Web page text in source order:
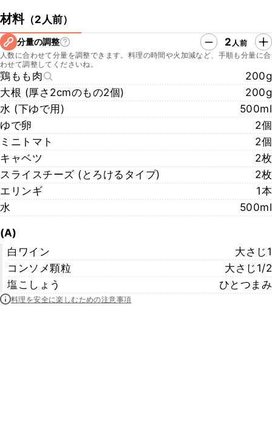
材料（2人前）
分量の調整 2 人前
人数に合わせて分量を調整できます。料理の時間や火加減など、手順も分量に合
わせて調整してくださいね。
鶏もも肉
200g
大根 (厚さ2cmのもの2個)
200g
水 (下ゆで用)
500ml
ゆで卵
2個
ミニトマト
2個
キャベツ
2枚
スライスチーズ (とろけるタイプ)
2枚
エリンギ
1本
水
500ml
(A)
白ワイン
大さじ1
コンソメ顆粒
大さじ1/2
塩こしょう
ひとつまみ
料理を安全に楽しむための注意事項